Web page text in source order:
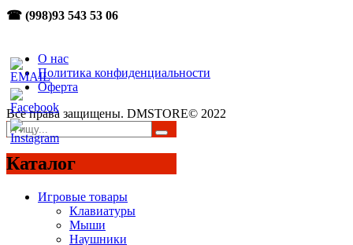
☎ (998)93 543 53 06
О нас
Политика конфиденциальности
Оферта
Все права защищены. DMSTORE© 2022
Каталог
Игровые товары
Клавиатуры
Мыши
Наушники